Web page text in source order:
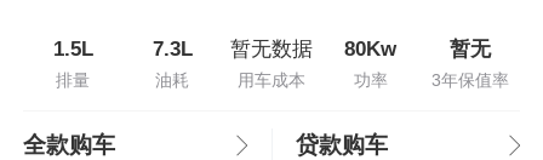
1.5L
排量
7.3L
油耗
暂无数据
用车成本
80Kw
功率
暂无
3年保值率
全款购车 贷款购车